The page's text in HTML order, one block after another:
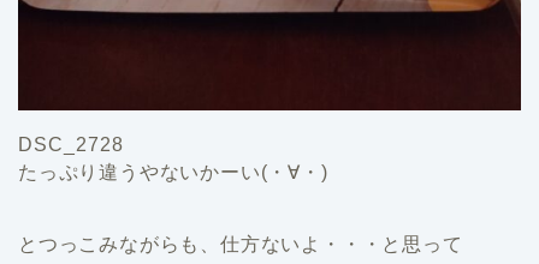
DSC_2728
たっぷり違うやないかーい(・∀・)
とつっこみながらも、仕方ないよ・・・と思って